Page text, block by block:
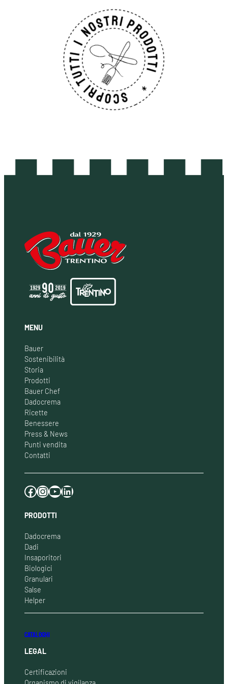
MENU
Bauer
Sostenibilità
Storia
Prodotti
Bauer Chef
Dadocrema
Ricette
Benessere
Press & News
Punti vendita
Contatti
Facebook Instagram YouTube LinkedIn
PRODOTTI
Dadocrema
Dadi
Insaporitori
Biologici
Granulari
Salse
Helper
CATALOGHI
LEGAL
Certificazioni